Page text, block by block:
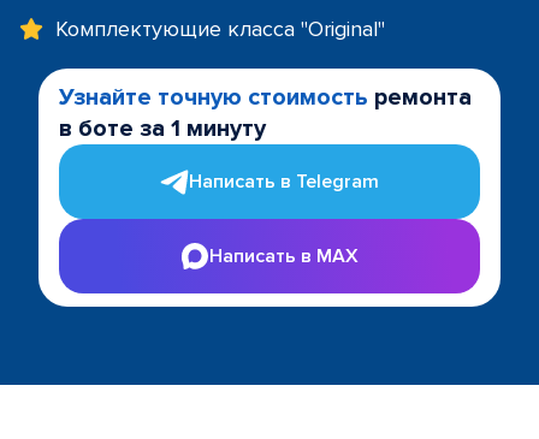
Комплектующие класса "Original"
Узнайте точную стоимость ремонта
в боте за 1 минуту
Написать в Telegram
Написать в MAX